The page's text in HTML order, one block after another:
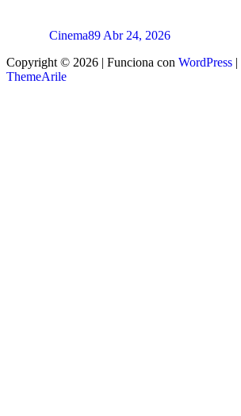
Cinema89 Abr 24, 2026
Copyright © 2026 | Funciona con WordPress |
ThemeArile